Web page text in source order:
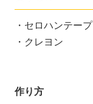
・セロハンテープ
・クレヨン
作り方